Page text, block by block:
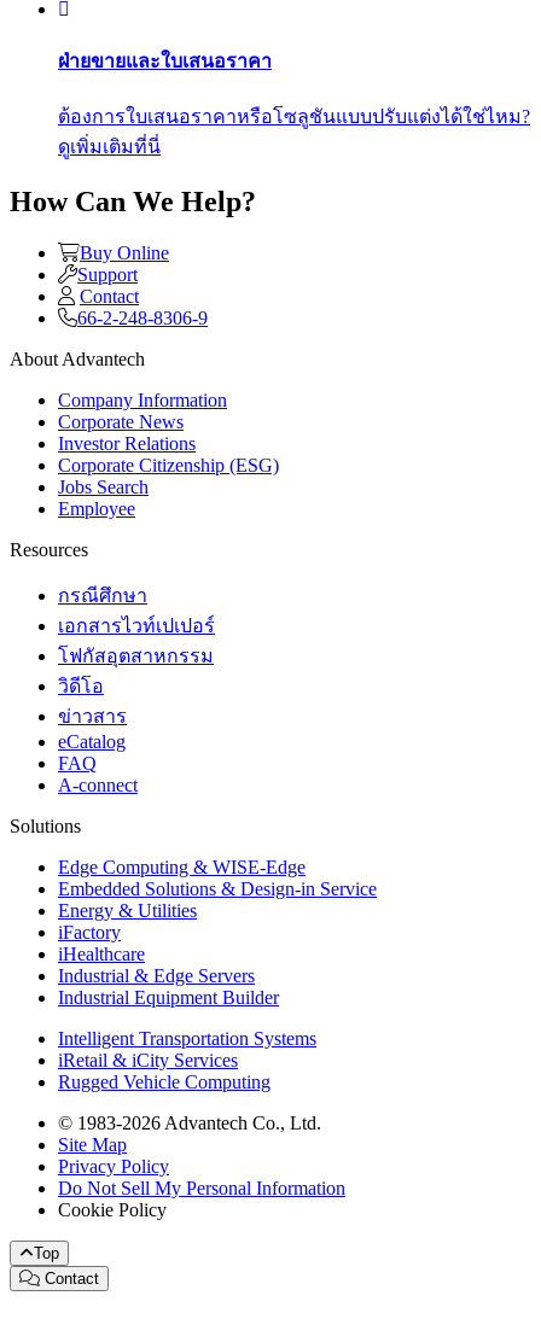
ฝ่ายขายและใบเสนอราคา
ต้องการใบเสนอราคาหรือโซลูชันแบบปรับแต่งได้ใช่ไหม?
ดูเพิ่มเติมที่นี่
How Can We Help?
Buy Online
Support
Contact
66-2-248-8306-9
About Advantech
Company Information
Corporate News
Investor Relations
Corporate Citizenship (ESG)
Jobs Search
Employee
Resources
กรณีศึกษา
เอกสารไวท์เปเปอร์
โฟกัสอุตสาหกรรม
วิดีโอ
ข่าวสาร
eCatalog
FAQ
A-connect
Solutions
Edge Computing & WISE-Edge
Embedded Solutions & Design-in Service
Energy & Utilities
iFactory
iHealthcare
Industrial & Edge Servers
Industrial Equipment Builder
Intelligent Transportation Systems
iRetail & iCity Services
Rugged Vehicle Computing
© 1983-2026 Advantech Co., Ltd.
Site Map
Privacy Policy
Do Not Sell My Personal Information
Cookie Policy
Top
Contact